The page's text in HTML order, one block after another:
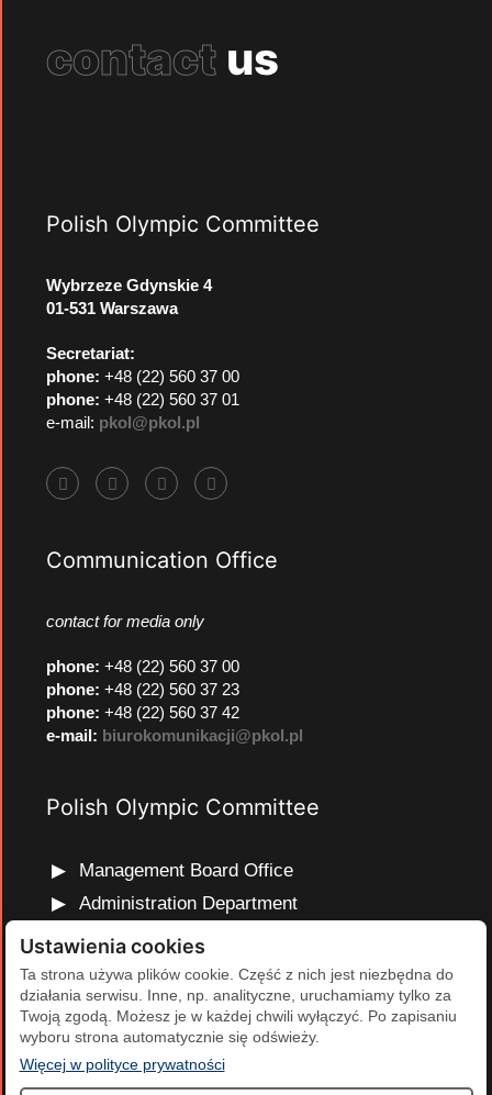
contact us
Polish Olympic Committee
Wybrzeze Gdynskie 4
01-531 Warszawa
Secretariat:
phone: +48 (22) 560 37 00
phone: +48 (22) 560 37 01
e-mail: pkol@pkol.pl
Communication Office
contact for media only
phone: +48 (22) 560 37 00
phone: +48 (22) 560 37 23
phone: +48 (22) 560 37 42
e-mail: biurokomunikacji@pkol.pl
Polish Olympic Committee
Management Board Office
Administration Department
Marketing and Communications Department
Olympic Education Department
Finance and Human Resources Department
Development Projects Department
Ustawienia cookies
Ta strona używa plików cookie. Część z nich jest niezbędna do
działania serwisu. Inne, np. analityczne, uruchamiamy tylko za
Twoją zgodą. Możesz je w każdej chwili wyłączyć. Po zapisaniu
wyboru strona automatycznie się odświeży.
Więcej w polityce prywatności(otwiera się w nowej karcie)